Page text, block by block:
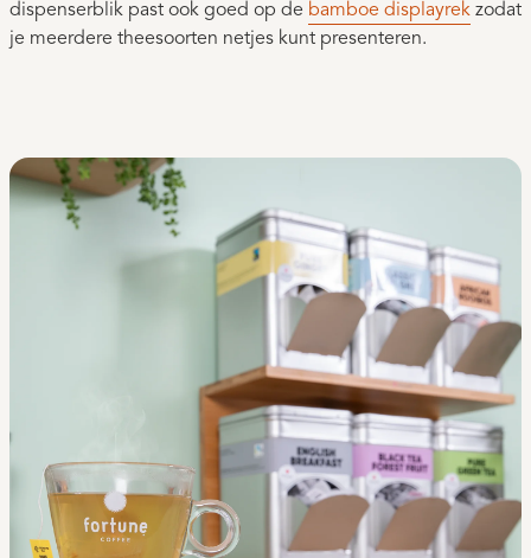
dispenserblik past ook goed op de bamboe displayrek zodat
je meerdere theesoorten netjes kunt presenteren.